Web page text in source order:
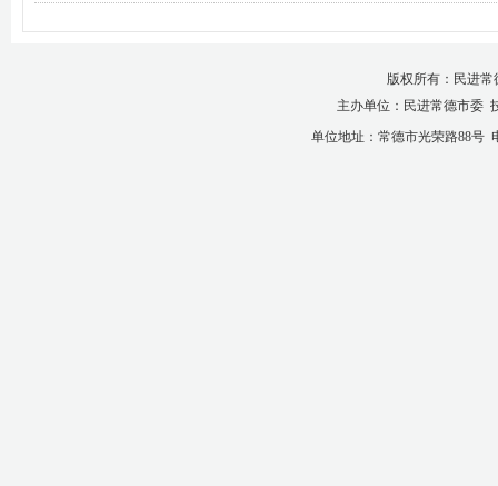
版权所有：民进
主办单位：民进常德市委
单位地址：常德市光荣路88号